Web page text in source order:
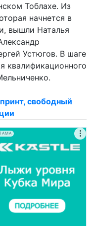
Тоблахе. Из
начнется в
вышли Наталья
Устюгов. В шаге
квалификационного
свободный